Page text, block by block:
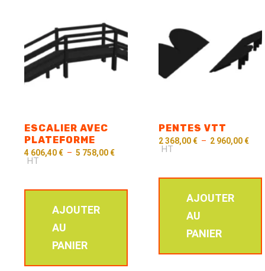
ESCALIER AVEC
PLATEFORME
4 606,40 € – 5 758,00 €
HT
AJOUTER
AU
PANIER
PENTES VTT
2 368,00 € – 2 960,00 €
HT
AJOUTER
AU
PANIER